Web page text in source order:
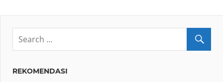
REKOMENDASI